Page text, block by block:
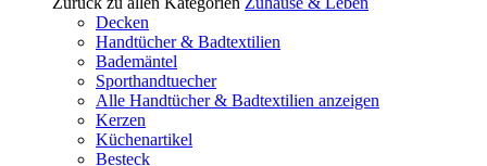
Decken
Handtücher & Badtextilien
Bademäntel
Sporthandtuecher
Alle Handtücher & Badtextilien anzeigen
Kerzen
Küchenartikel
Besteck